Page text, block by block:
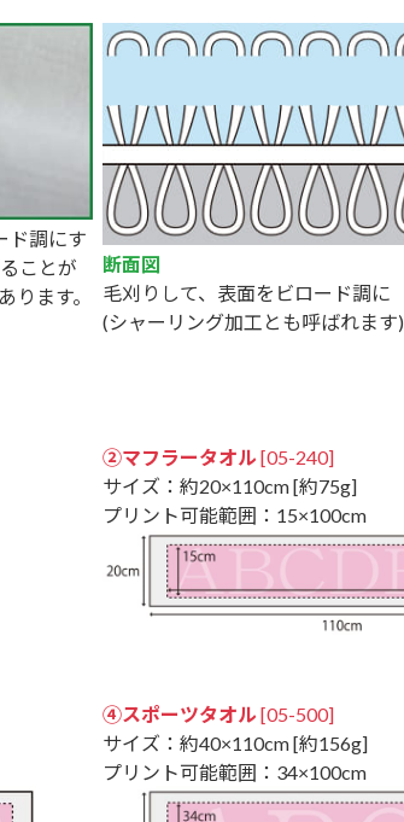
ド調にす
ことが
ります。
断面図
毛刈りして、表面をビロード調に
(シャーリング加工とも呼ばれます)
②マフラータオル [05-240]
サイズ：約20×110cm [約75g]
プリント可能範囲：15×100cm
④スポーツタオル [05-500]
サイズ：約40×110cm [約156g]
プリント可能範囲：34×100cm